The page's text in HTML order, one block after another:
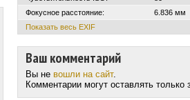
Фокусное расстояние:
6.836 мм
Показать весь EXIF
Ваш комментарий
Вы не вошли на сайт.
Комментарии могут оставлять только